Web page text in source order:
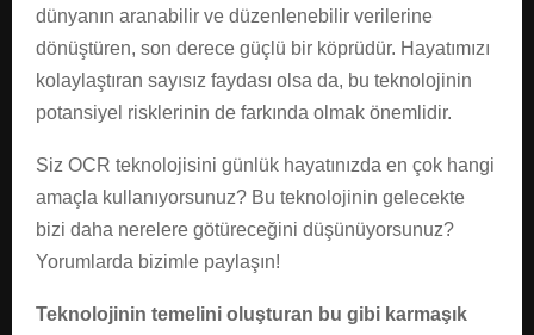
dünyanın aranabilir ve düzenlenebilir verilerine
dönüştüren, son derece güçlü bir köprüdür. Hayatımızı
kolaylaştıran sayısız faydası olsa da, bu teknolojinin
potansiyel risklerinin de farkında olmak önemlidir.
Siz OCR teknolojisini günlük hayatınızda en çok hangi
amaçla kullanıyorsunuz? Bu teknolojinin gelecekte
bizi daha nerelere götüreceğini düşünüyorsunuz?
Yorumlarda bizimle paylaşın!
Teknolojinin temelini oluşturan bu gibi karmaşık